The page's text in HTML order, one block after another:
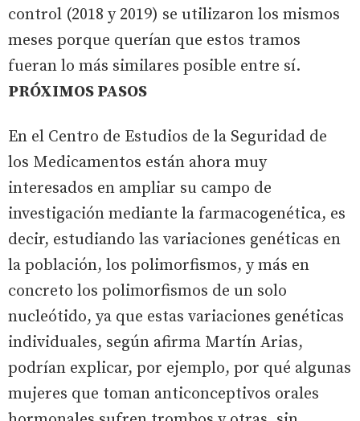
control (2018 y 2019) se utilizaron los mismos
meses porque querían que estos tramos
fueran lo más similares posible entre sí.
PRÓXIMOS PASOS
En el Centro de Estudios de la Seguridad de
los Medicamentos están ahora muy
interesados en ampliar su campo de
investigación mediante la farmacogenética, es
decir, estudiando las variaciones genéticas en
la población, los polimorfismos, y más en
concreto los polimorfismos de un solo
nucleótido, ya que estas variaciones genéticas
individuales, según afirma Martín Arias,
podrían explicar, por ejemplo, por qué algunas
mujeres que toman anticonceptivos orales